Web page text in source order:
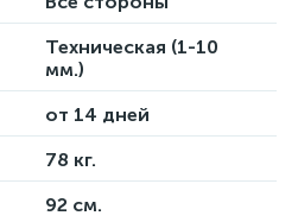
Техническая (1-10
мм.)
от 14 дней
78 кг.
92 см.